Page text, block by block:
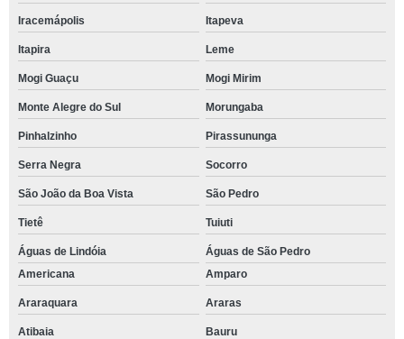
Iracemápolis Itapeva
Itapira Leme
Mogi Guaçu Mogi Mirim
Monte Alegre do Sul Morungaba
Pinhalzinho Pirassununga
Serra Negra Socorro
São João da Boa Vista São Pedro
Tietê Tuiuti
Águas de Lindóia
Águas de São Pedro
Americana
Amparo
Araraquara Araras
Atibaia Bauru